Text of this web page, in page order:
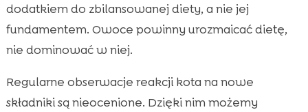
dodatkiem do zbilansowanej diety, a nie jej
fundamentem. Owoce powinny urozmaicać dietę,
nie dominować w niej.
Regularne obserwacje reakcji kota na nowe
składniki są nieocenione. Dzięki nim możemy